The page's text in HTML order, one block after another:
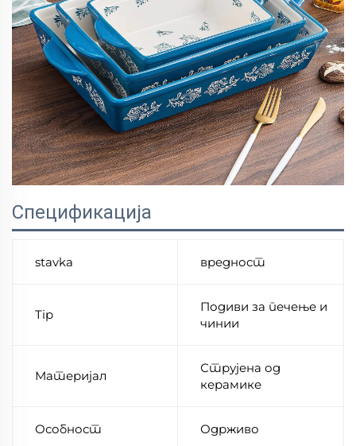
Спецификација
stavka вредност
Tip
Подиви за печење и
чинии
Материјал
Струјена од
керамике
Особност Одрживо